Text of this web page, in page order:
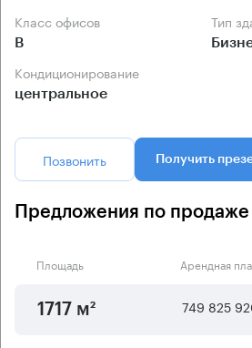
Класс офисов
B
Тип
Кондиционирование
центральное
Позвонить Получить
Предложения по продаже
Площадь Арендная
1717 м² 749 825